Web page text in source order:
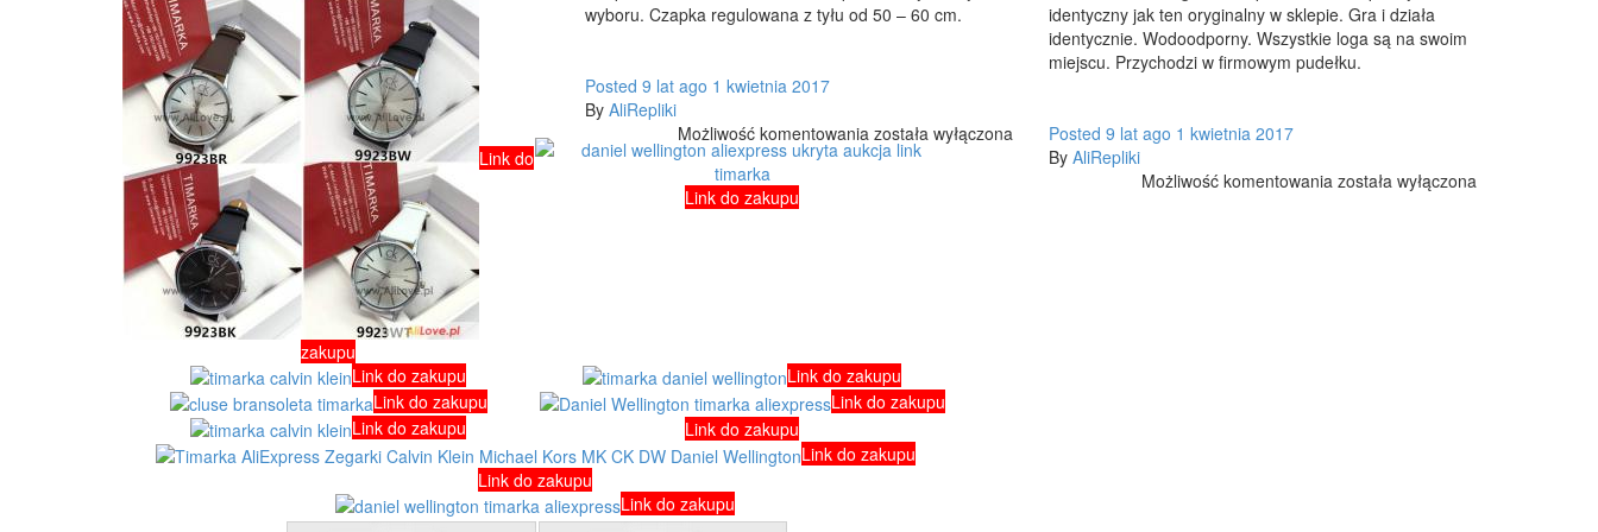
Link do
zakupu
Link do zakupu
Link do zakupu
Link do zakupu
Link do zakupu
Link do zakupu
Link do zakupu
Link do zakupu
Link do zakupu
Link do zakupu
Link do zakupu
wyboru. Czapka regulowana z tyłu od 50 – 60 cm.
Posted 9 lat ago 1 kwietnia 2017
By AliRepliki
Możliwość komentowania CZAPKA
Z
została wyłączona
identyczny jak ten oryginalny w sklepie. Gra i działa
identycznie. Wodoodporny. Wszystkie loga są na swoim
miejscu. Przychodzi w firmowym pudełku.
Posted 9 lat ago 1 kwietnia 2017
By AliRepliki
Możliwość komentowania GŁOŚNIK
została wyłączona